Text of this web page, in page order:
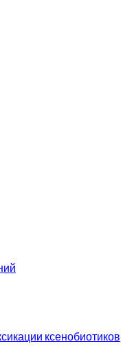
ксенобиотиков